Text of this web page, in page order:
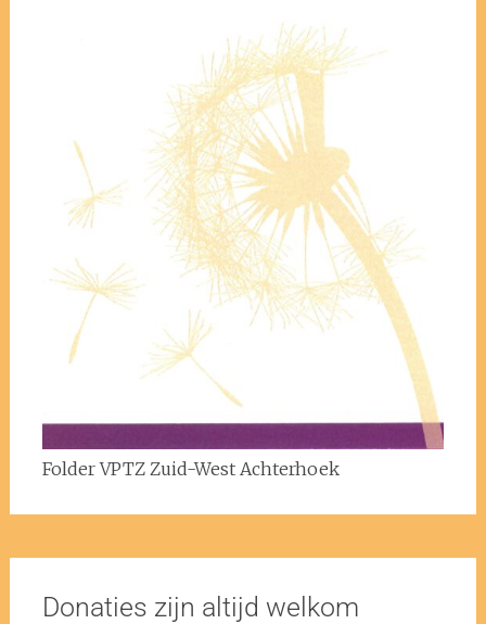
Folder VPTZ Zuid-West Achterhoek
Donaties zijn altijd welkom